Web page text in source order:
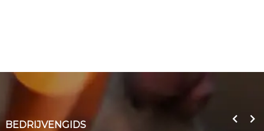
BEDRIJVENGIDS